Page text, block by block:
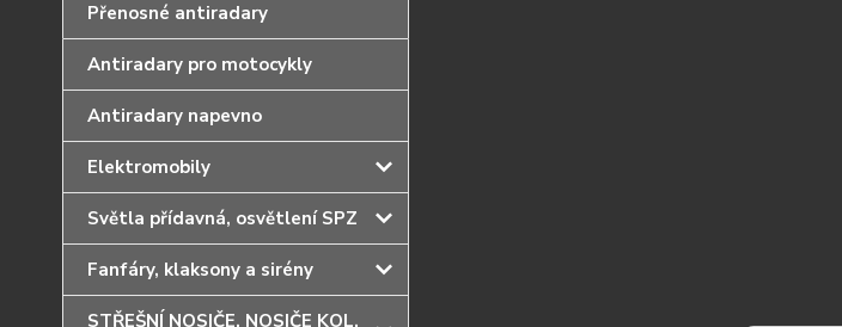
Přenosné antiradary
Antiradary pro motocykly
Antiradary napevno
Elektromobily
Světla přídavná, osvětlení SPZ
Fanfáry, klaksony a sirény
STŘEŠNÍ NOSIČE, NOSIČE KOL,